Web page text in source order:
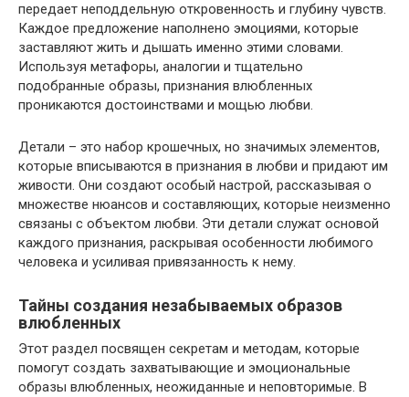
передает неподдельную откровенность и глубину чувств.
Каждое предложение наполнено эмоциями, которые
заставляют жить и дышать именно этими словами.
Используя метафоры, аналогии и тщательно
подобранные образы, признания влюбленных
проникаются достоинствами и мощью любви.
Детали – это набор крошечных, но значимых элементов,
которые вписываются в признания в любви и придают им
живости. Они создают особый настрой, рассказывая о
множестве нюансов и составляющих, которые неизменно
связаны с объектом любви. Эти детали служат основой
каждого признания, раскрывая особенности любимого
человека и усиливая привязанность к нему.
Тайны создания незабываемых образов
влюбленных
Этот раздел посвящен секретам и методам, которые
помогут создать захватывающие и эмоциональные
образы влюбленных, неожиданные и неповторимые. В